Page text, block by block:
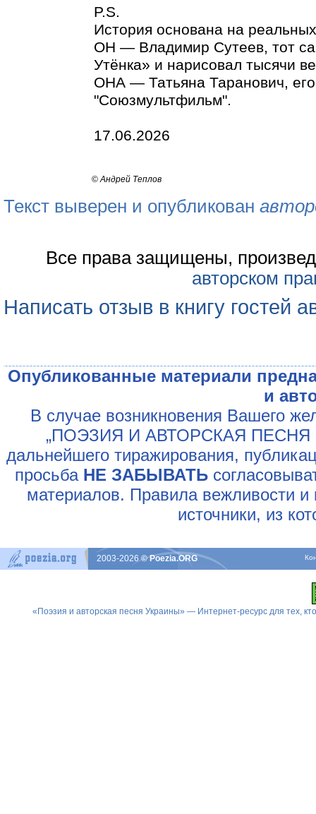
P.S.
История основана на
ОН — Владимир Сутеев, тот
Утёнка» и нарисовал тысячи
ОНА — Татьяна Таранович,
"Союзмультфильм".
17.06.2026
©Андрей Теплов
Текст выверен и опубликован
Все права защищены,
авторском
Написать отзыв в книгу гостей
Опубликованные материали
и
В случае возникновения Вашего
„ПОЭЗИЯ И АВТОРСКАЯ ПЕСНЯ
дальнейшего тиражирования,
просьба НЕ ЗАБЫВАТЬ
материалов. Правила вежливости и
источники, из
2003-2026© Poezia.ORG
«Поэзия и авторская песня Украины» — Интернет-ресурс для тех,